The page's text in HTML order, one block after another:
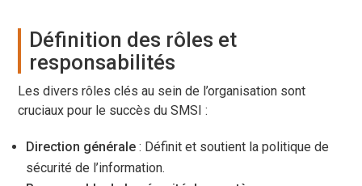
Définition des rôles et
responsabilités
Les divers rôles clés au sein de l’organisation sont
cruciaux pour le succès du SMSI :
Direction générale : Définit et soutient la politique de
sécurité de l’information.